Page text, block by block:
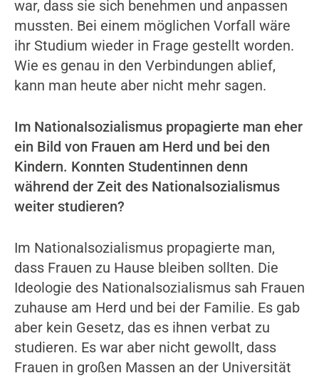
war, dass sie sich benehmen und anpassen
mussten. Bei einem möglichen Vorfall wäre
ihr Studium wieder in Frage gestellt worden.
Wie es genau in den Verbindungen ablief,
kann man heute aber nicht mehr sagen.
Im Nationalsozialismus propagierte man eher
ein Bild von Frauen am Herd und bei den
Kindern. Konnten Studentinnen denn
während der Zeit des Nationalsozialismus
weiter studieren?
Im Nationalsozialismus propagierte man,
dass Frauen zu Hause bleiben sollten. Die
Ideologie des Nationalsozialismus sah Frauen
zuhause am Herd und bei der Familie. Es gab
aber kein Gesetz, das es ihnen verbat zu
studieren. Es war aber nicht gewollt, dass
Frauen in großen Massen an der Universität